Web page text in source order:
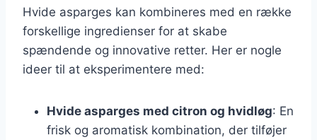
Hvide asparges kan kombineres med en række
forskellige ingredienser for at skabe
spændende og innovative retter. Her er nogle
ideer til at eksperimentere med:
Hvide asparges med citron og hvidløg: En
frisk og aromatisk kombination, der tilføjer